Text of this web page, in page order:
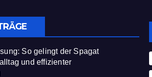
So gelingt der Spagat
und effizienter